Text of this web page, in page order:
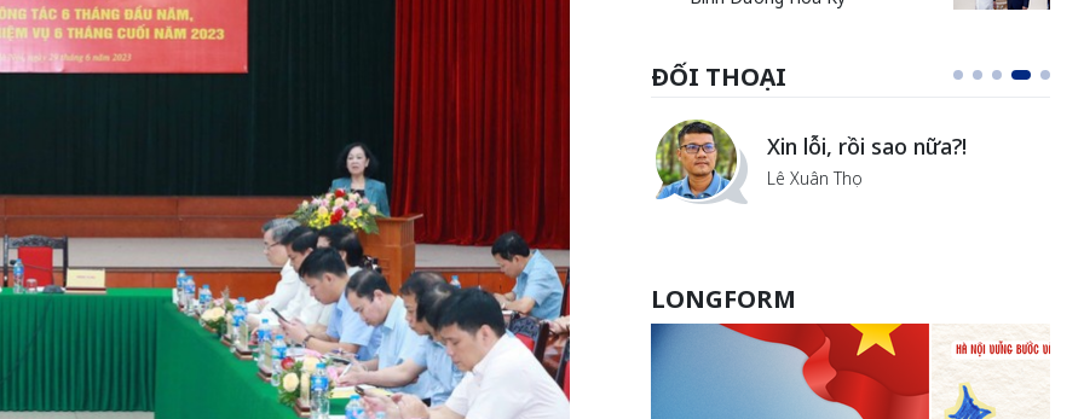
ĐỐI THOẠI
làng ven sông Hồng của Hà
Nội
TS. Trần Kim Hào
Xin lỗi, rồi sao nữa?!
Lê Xuân Thọ
LONGFORM